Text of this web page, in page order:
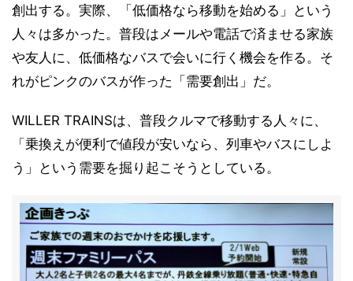
創出する。実際、「低価格なら移動を始める」という
人々は多かった。普段はメールや電話で済ませる家族
や友人に、低価格なバスで会いに行く機会を作る。そ
れがピンクのバスが作った「需要創出」だ。
WILLER TRAINSは、普段クルマで移動する人々に、
「乗換えが便利で値段が安いなら、列車やバスにしよ
う」という需要を掘り起こそうとしている。